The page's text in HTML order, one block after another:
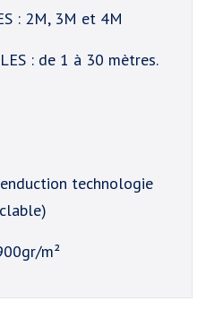
: 2M, 3M et 4M
: de 1 à 30 mètres.
technologie
m²